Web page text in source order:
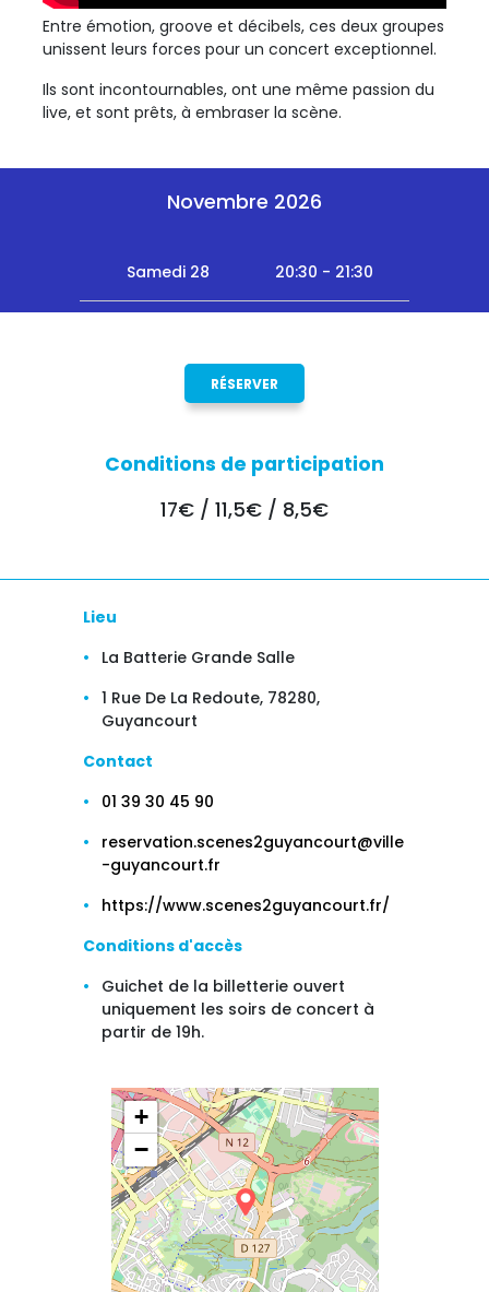
Entre émotion, groove et décibels, ces deux groupes
unissent leurs forces pour un concert exceptionnel.
Ils sont incontournables, ont une même passion du
live, et sont prêts, à embraser la scène.
Novembre 2026
Samedi 28 20:30 - 21:30
RÉSERVER
Conditions de participation
17€ / 11,5€ / 8,5€
Lieu
La Batterie Grande Salle
1 Rue De La Redoute, 78280,
Guyancourt
Contact
01 39 30 45 90
reservation.scenes2guyancourt@ville
-guyancourt.fr
https://www.scenes2guyancourt.fr/
Conditions d'accès
Guichet de la billetterie ouvert
uniquement les soirs de concert à
partir de 19h.
+
−